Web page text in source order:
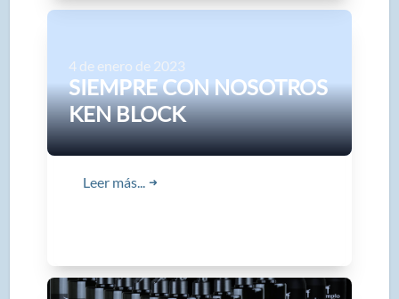
SIEMPRE CON NOSOTROS
KEN BLOCK
4 de enero de 2023
Leer más... ➜